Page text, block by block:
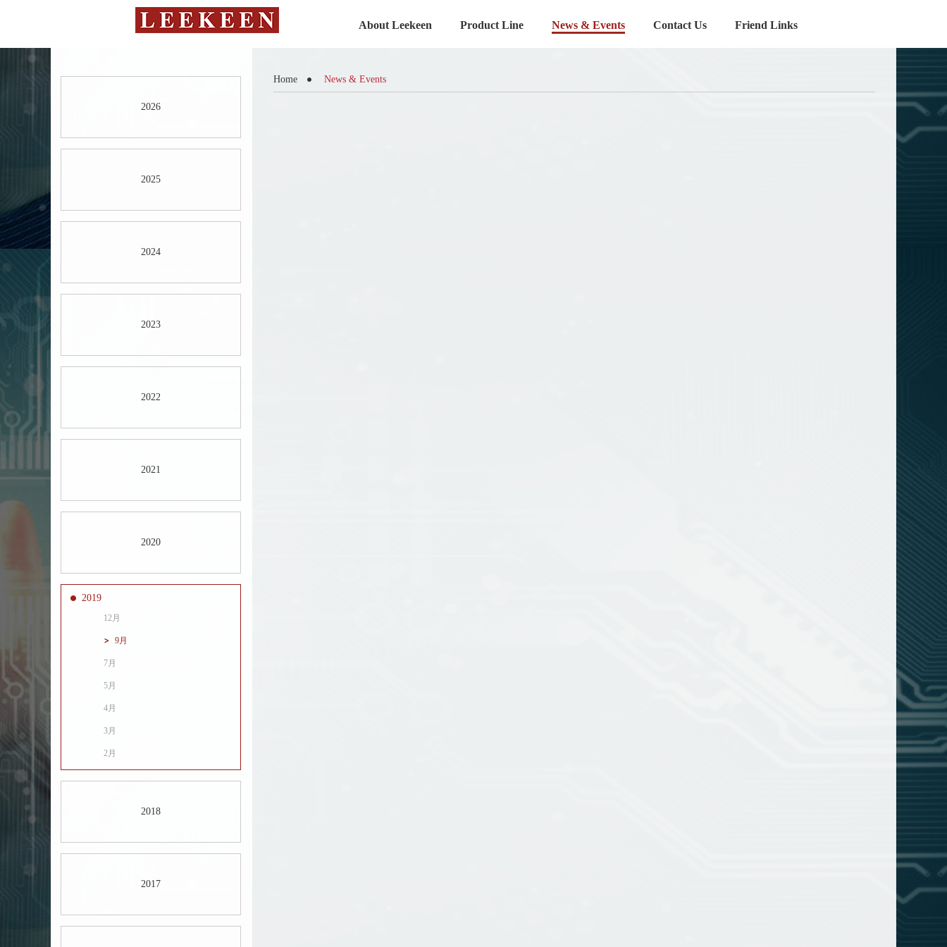
About Leekeen Product Line News & Events Contact Us Friend Links
2026
2025
2024
2023
2022
2021
2020
2019
12月
9月
7月
5月
4月
3月
2月
2018
2017
Home News & Events